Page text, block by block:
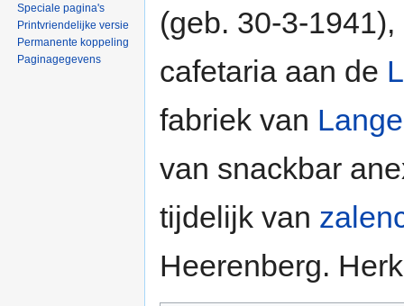
(geb. 30-3-
cafetaria aan de
fabriek van
van snackbar
tijdelijk van
Heerenberg.
Speciale pagina's
Printvriendelijke versie
Permanente koppeling
Paginagegevens